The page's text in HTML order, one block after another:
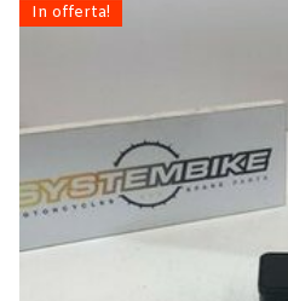
In offerta!